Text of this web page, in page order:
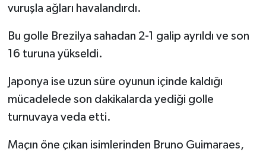
vuruşla ağları havalandırdı.
Bu golle Brezilya sahadan 2-1 galip ayrıldı ve son
16 turuna yükseldi.
Japonya ise uzun süre oyunun içinde kaldığı
mücadelede son dakikalarda yediği golle
turnuvaya veda etti.
Maçın öne çıkan isimlerinden Bruno Guimaraes,